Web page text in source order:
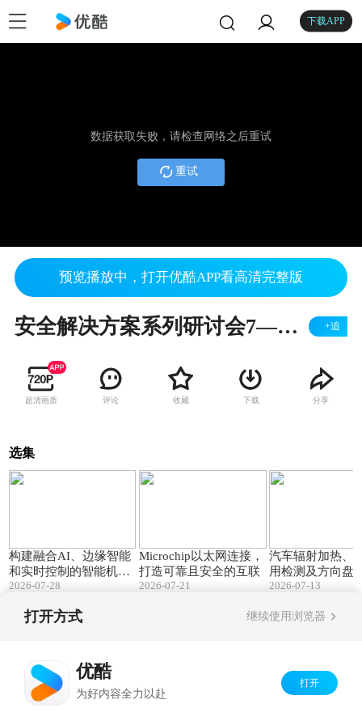
下载APP
数据获取失败，请检查网络之后重试
重试
预览播放中，打开优酷APP看高清完整版
安全解决方案系列研讨会7——微处理器的安全引导 +追
超清画质 评论 收藏 下载 分享
选集
构建融合AI、边缘智能
和实时控制的智能机器
人
2026-07-28
Microchip以太网连接，
打造可靠且安全的互联
2026-07-21
汽车辐射加热、
用检测及方向盘
测和加热的低成
2026-07-13
打开方式 继续使用浏览器
优酷
为好内容全力以赴
打开